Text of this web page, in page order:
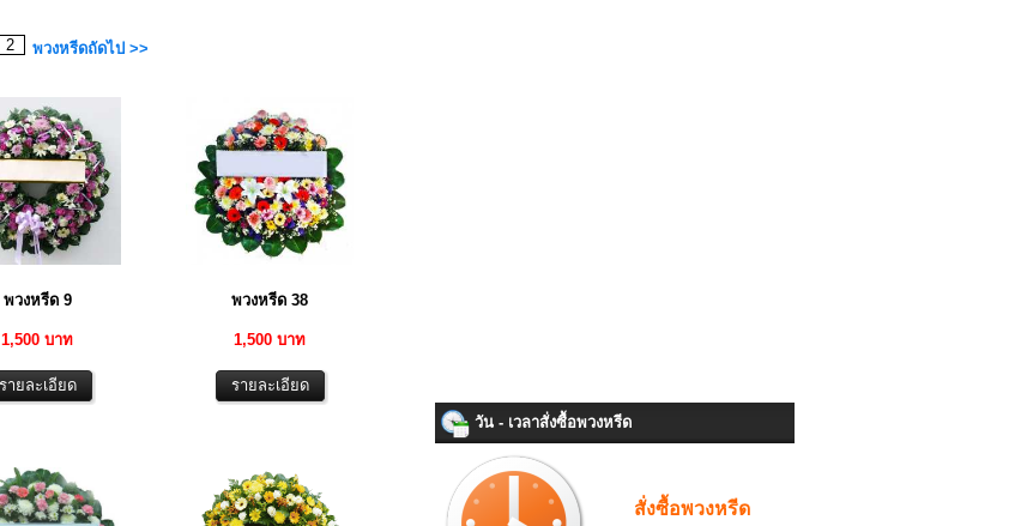
2 พวงหรีดถัดไป >>
พวงหรีด 9
1,500 บาท
พวงหรีด 38
1,500 บาท
วัน - เวลาสั่งซื้อพวงหรีด
สั่งซื้อพวงหรีด